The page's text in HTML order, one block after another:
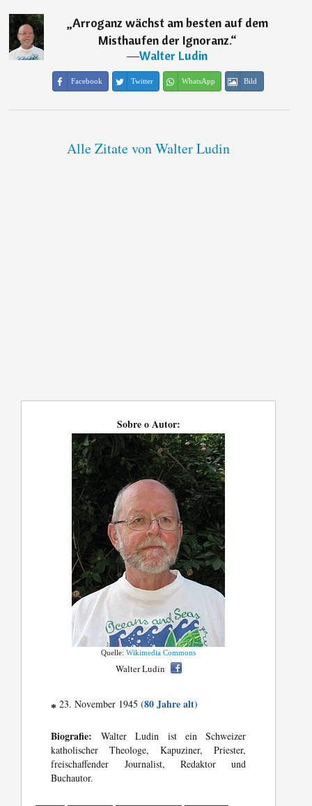
„Arroganz wächst am besten auf dem
Misthaufen der Ignoranz.“
―Walter Ludin
Facebook Twitter WhatsApp Bild
Alle Zitate von Walter Ludin
Sobre o Autor:
Quelle:Wikimedia Commons
Walter Ludin
* 23. November 1945(80 Jahre alt)
Biografie: Walter Ludin ist ein Schweizer
katholischer Theologe, Kapuziner, Priester,
freischaffender Journalist, Redaktor und
Buchautor.